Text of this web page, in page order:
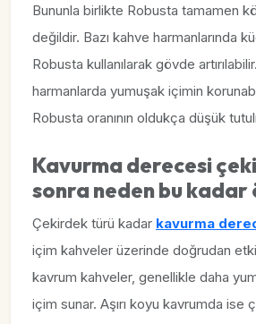
Bununla birlikte Robusta tamamen
değildir. Bazı kahve harmanlarında
Robusta kullanılarak gövde
harmanlarda yumuşak içimin
Robusta oranının oldukça düşük
Kavurma derecesi
sonra neden bu kadar
Çekirdek türü kadar kavurma
içim kahveler üzerinde doğrudan
kavrum kahveler, genellikle daha
içim sunar. Aşırı koyu kavrumda ise